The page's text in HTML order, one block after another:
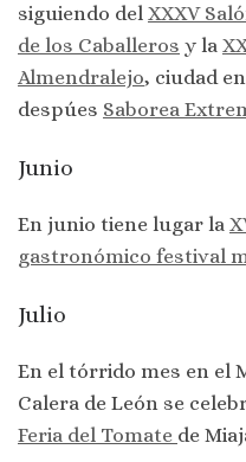
siguiendo del XXXV
de los Caballeros y la
Almendralejo, ciudad
despúes Saborea
Junio
En junio tiene lugar la
gastronómico festival
Julio
En el tórrido mes en el
Calera de León se
Feria del Tomate de